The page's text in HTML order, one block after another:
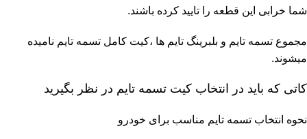
شما خرابی این قطعه را تایید کرده باشند.
مجموع تسمه تایم و بلبرینگ تایم ها ،کیت کامل تسمه تایم نامیده
میشوند.
کاتی که باید در انتخاب کیت تسمه تایم در نظر بگیرید
نحوه انتخاب تسمه تایم مناسب برای خودرو